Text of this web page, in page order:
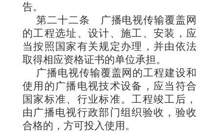
告。
第二十二条 广播电视传输覆盖网
的工程选址、设计、施工、安装，应
当按照国家有关规定办理，并由依法
取得相应资格证书的单位承担。
广播电视传输覆盖网的工程建设和
使用的广播电视技术设备，应当符合
国家标准、行业标准。工程竣工后，
由 广播电视行政部门组织验收，验收
合格的，方可投入使用。